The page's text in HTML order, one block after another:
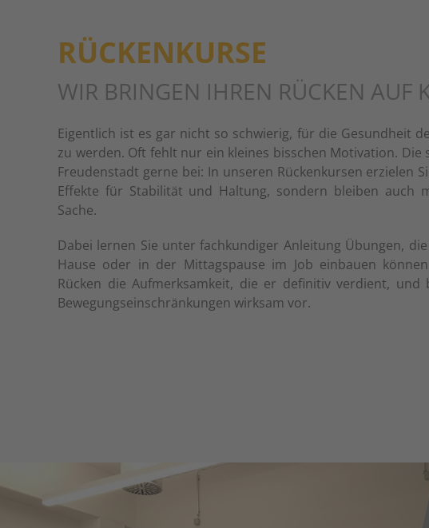
RÜCKENKURSE
WIR BRINGEN IHREN RÜCKEN AUF
Eigentlich ist es gar nicht so schwierig, für die Gesundheit
zu werden. Oft fehlt nur ein kleines bisschen Motivation. Die
Freudenstadt gerne bei: In unseren Rückenkursen erzielen
Effekte für Stabilität und Haltung, sondern bleiben auch
Sache.
Dabei lernen Sie unter fachkundiger Anleitung Übungen,
Hause oder in der Mittagspause im Job einbauen
Rücken die Aufmerksamkeit, die er definitiv verdient, und
Bewegungseinschränkungen wirksam vor.